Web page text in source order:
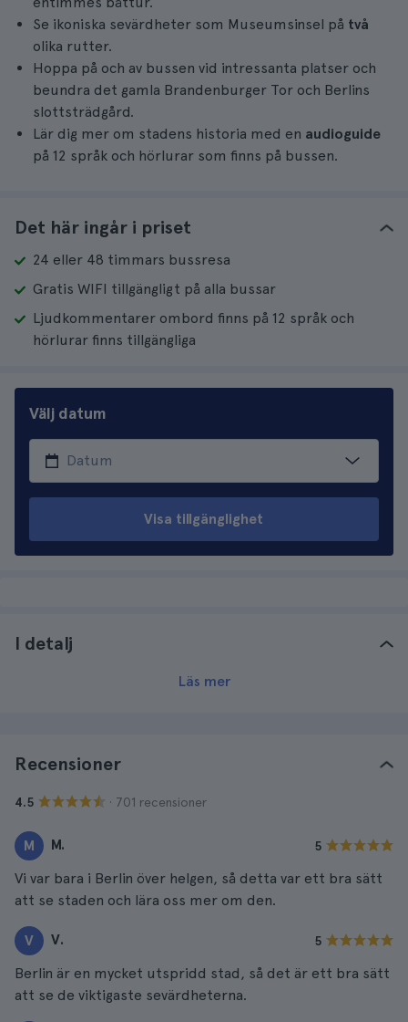
Se ikoniska sevärdheter som Museumsinsel på två
olika rutter.
Hoppa på och av bussen vid intressanta platser och
beundra det gamla Brandenburger Tor och Berlins
slottsträdgård.
Lär dig mer om stadens historia med en audioguide
på 12 språk och hörlurar som finns på bussen.
Det här ingår i priset
24 eller 48 timmars bussresa
Gratis WIFI tillgängligt på alla bussar
Ljudkommentarer ombord finns på 12 språk och
hörlurar finns tillgängliga
Välj datum
Visa tillgänglighet
I detalj
Läs mer
Recensioner
4.5 · 701 recensioner
M M. 5
Vi var bara i Berlin över helgen, så detta var ett bra sätt
att se staden och lära oss mer om den.
V V. 5
Berlin är en mycket utspridd stad, så det är ett bra sätt
att se de viktigaste sevärdheterna.